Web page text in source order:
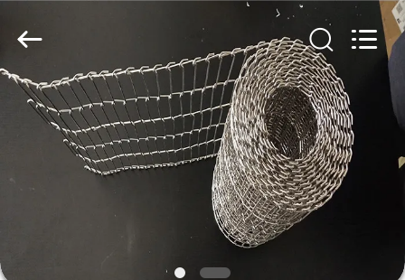
منزل،
بيت
منتجات
عنا
Hebei
Reking
Wire
Mesh
Co.,Ltd.
Reserved.